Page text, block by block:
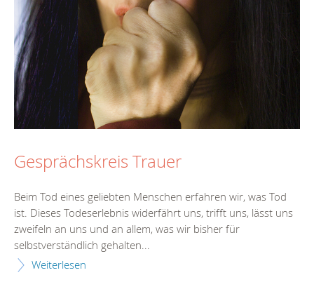
Gesprächskreis Trauer
Beim Tod eines geliebten Menschen erfahren wir, was Tod
ist. Dieses Todeserlebnis widerfährt uns, trifft uns, lässt uns
zweifeln an uns und an allem, was wir bisher für
selbstverständlich gehalten...
Weiterlesen